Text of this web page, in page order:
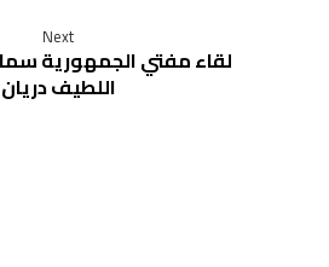
Next
لقاء مفتي الجمهورية
اللطيف دريان